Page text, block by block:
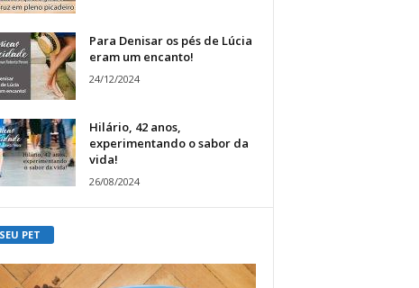
Para Denisar os pés de Lúcia
eram um encanto!
24/12/2024
Hilário, 42 anos,
experimentando o sabor da
vida!
26/08/2024
SEU PET